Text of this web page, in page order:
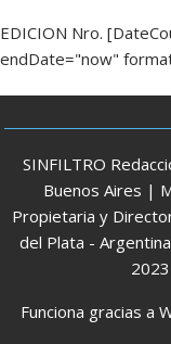
EDICION Nro.
endDate="now"
SINFILTRO
Buenos Aires |
Propietaria y
del Plata -
Funciona gracias a